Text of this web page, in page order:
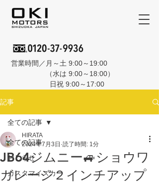
営業時間／月～土 9:00～19:00
（水は 9:00～18:00）
日祝 9:00～17:00
記事
全ての記事
おしらせ
カスタマイズカー
全ての記事
JB64ジムニー🚙ショウワ
ガレージ２インチアップ
HIRATA
2024年7月3日 読了時間: 1分